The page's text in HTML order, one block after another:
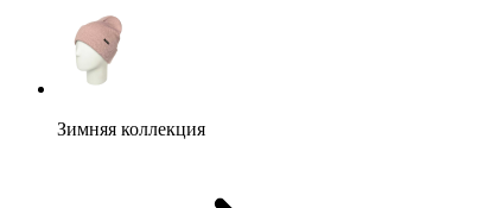
Зимняя коллекция